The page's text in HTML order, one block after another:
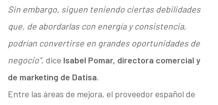
Sin embargo, siguen teniendo ciertas debilidades
que, de abordarlas con energía y consistencia,
podrían convertirse en grandes oportunidades de
negocio”, dice Isabel Pomar, directora comercial y
de marketing de Datisa.
Entre las áreas de mejora, el proveedor español de